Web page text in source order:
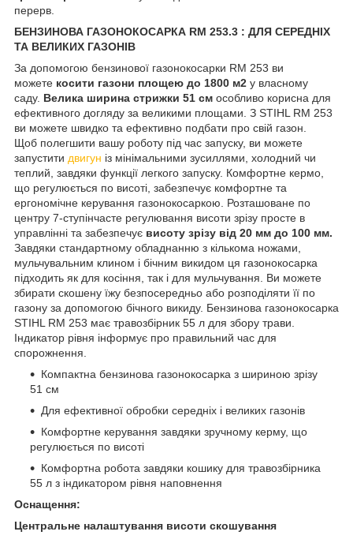
перерв.
БЕНЗИНОВА ГАЗОНОКОСАРКА RM 253.3 : ДЛЯ СЕРЕДНІХ
ТА ВЕЛИКИХ ГАЗОНІВ
За допомогою бензинової газонокосарки RM 253 ви
можете косити газони площею до 1800 м2 у власному
саду. Велика ширина стрижки 51 см особливо корисна для
ефективного догляду за великими площами. З STIHL RM 253
ви можете швидко та ефективно подбати про свій газон.
Щоб полегшити вашу роботу під час запуску, ви можете
запустити двигун із мінімальними зусиллями, холодний чи
теплий, завдяки функції легкого запуску. Комфортне кермо,
що регулюється по висоті, забезпечує комфортне та
ергономічне керування газонокосаркою. Розташоване по
центру 7-ступінчасте регулювання висоти зрізу просте в
управлінні та забезпечує висоту зрізу від 20 мм до 100 мм.
Завдяки стандартному обладнанню з кількома ножами,
мульчувальним клином і бічним викидом ця газонокосарка
підходить як для косіння, так і для мульчування. Ви можете
збирати скошену їжу безпосередньо або розподіляти її по
газону за допомогою бічного викиду. Бензинова газонокосарка
STIHL RM 253 має травозбірник 55 л для збору трави.
Індикатор рівня інформує про правильний час для
спорожнення.
Компактна бензинова газонокосарка з шириною зрізу
51 см
Для ефективної обробки середніх і великих газонів
Комфортне керування завдяки зручному керму, що
регулюється по висоті
Комфортна робота завдяки кошику для травозбірника
55 л з індикатором рівня наповнення
Оснащення:
Центральне налаштування висоти скошування